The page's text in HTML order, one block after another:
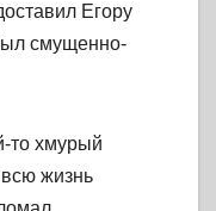
Егору
смущенно-
то хмурый
жизнь